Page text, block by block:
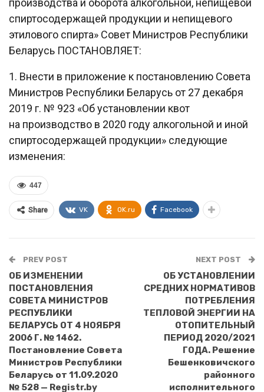
производства и оборота алкогольной, непищевой
спиртосодержащей продукции и непищевого
этилового спирта» Совет Министров Республики
Беларусь ПОСТАНОВЛЯЕТ:
1. Внести в приложение к постановлению Совета
Министров Республики Беларусь от 27 декабря
2019 г. № 923 «Об установлении квот
на производство в 2020 году алкогольной и иной
спиртосодержащей продукции» следующие
изменения:
447
Share VK OK.ru Facebook
PREV POST
ОБ ИЗМЕНЕНИИ
ПОСТАНОВЛЕНИЯ
СОВЕТА МИНИСТРОВ
РЕСПУБЛИКИ
БЕЛАРУСЬ ОТ 4 НОЯБРЯ
2006 Г. № 1462.
Постановление Совета
Министров Республики
Беларусь от 11.09.2020
№ 528 — Registr.by
NEXT POST
ОБ УСТАНОВЛЕНИИ
СРЕДНИХ НОРМАТИВОВ
ПОТРЕБЛЕНИЯ
ТЕПЛОВОЙ ЭНЕРГИИ НА
ОТОПИТЕЛЬНЫЙ
ПЕРИОД 2020/2021
ГОДА. Решение
Бешенковичского
районного
исполнительного